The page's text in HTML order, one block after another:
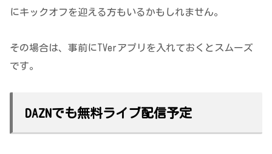
にキックオフを迎える方もいるかもしれません。
その場合は、事前にTVerアプリを入れておくとスムーズ
です。
DAZNでも無料ライブ配信予定